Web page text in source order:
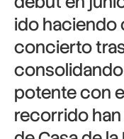
ido haciendo
concierto
potente con
recorrido